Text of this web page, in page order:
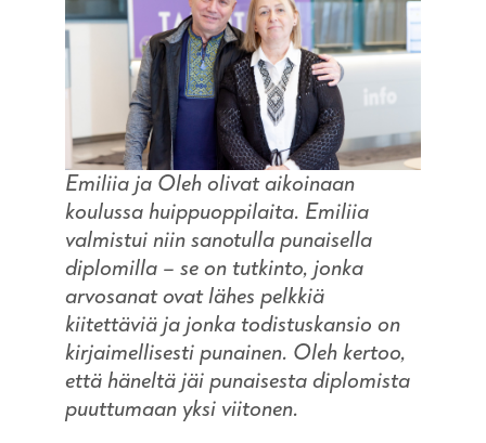
Emiliia ja Oleh olivat aikoinaan
koulussa huippuoppilaita. Emiliia
valmistui niin sanotulla punaisella
diplomilla – se on tutkinto, jonka
arvosanat ovat lähes pelkkiä
kiitettäviä ja jonka todistuskansio on
kirjaimellisesti punainen. Oleh kertoo,
että häneltä jäi punaisesta diplomista
puuttumaan yksi viitonen.